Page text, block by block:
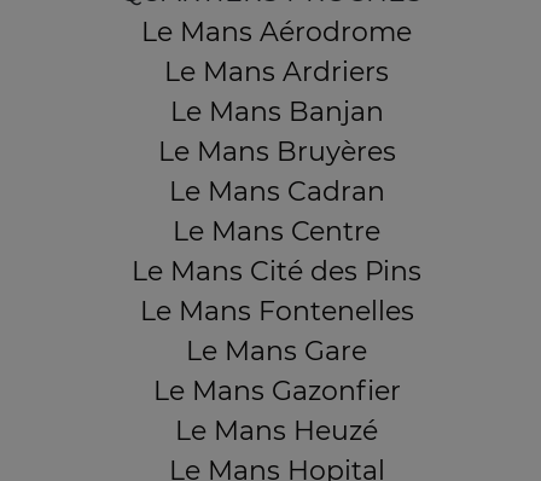
Le Mans Aérodrome
Le Mans Ardriers
Le Mans Banjan
Le Mans Bruyères
Le Mans Cadran
Le Mans Centre
Le Mans Cité des Pins
Le Mans Fontenelles
Le Mans Gare
Le Mans Gazonfier
Le Mans Heuzé
Le Mans Hopital